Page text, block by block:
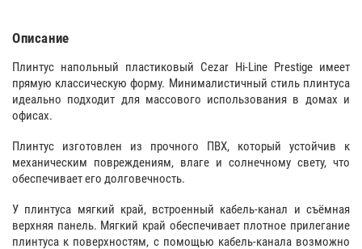
Описание
Плинтус напольный пластиковый Cezar Hi-Line Prestige имеет
прямую классическую форму. Минималистичный стиль плинтуса
идеально подходит для массового использования в домах и
офисах.
Плинтус изготовлен из прочного ПВХ, который устойчив к
механическим повреждениям, влаге и солнечному свету, что
обеспечивает его долговечность.
У плинтуса мягкий край, встроенный кабель-канал и съёмная
верхняя панель. Мягкий край обеспечивает плотное прилегание
плинтуса к поверхностям, с помощью кабель-канала возможно